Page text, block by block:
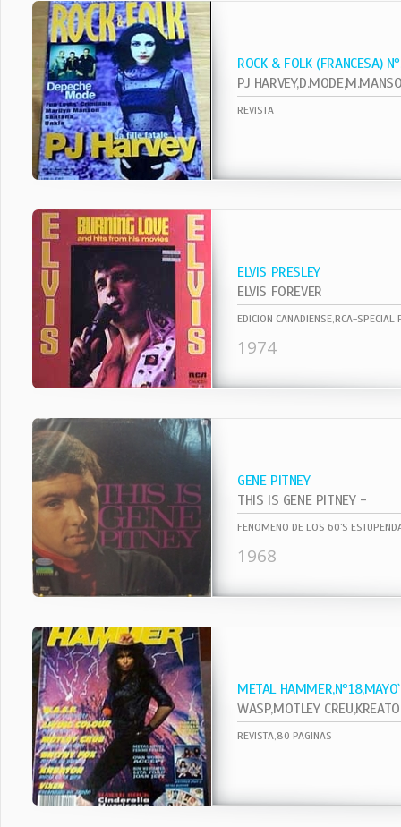
ROCK & FOLK (FRANCESA)
REVISTA
ELVIS PRESLEY
ELVIS FOREVER
EDICION CANADIENSE,RCA-
1974
GENE PITNEY
THIS IS GENE PITNEY -
FENOMENO DE LOS 60`S
1968
METAL
WASP,MOTLEY
REVISTA,80 PAGINAS